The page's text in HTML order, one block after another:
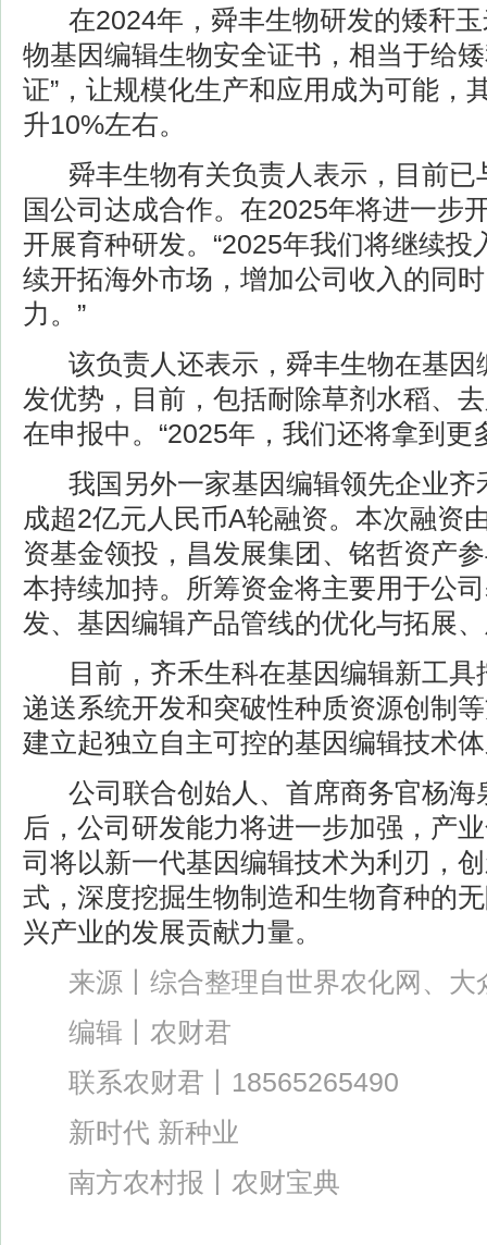
在2024年，舜丰生物研发的矮秆玉
物基因编辑生物安全证书，相当于给
证”，让规模化生产和应用成为可能，
升10%左右。
舜丰生物有关负责人表示，目前已
国公司达成合作。在2025年将进一步
开展育种研发。“2025年我们将继续
续开拓海外市场，增加公司收入的同
力。”
该负责人还表示，舜丰生物在基因
发优势，目前，包括耐除草剂水稻、
在申报中。“2025年，我们还将拿到更
我国另外一家基因编辑领先企业齐
成超2亿元人民币A轮融资。本次融资
资基金领投，昌发展集团、铭哲资产
本持续加持。所筹资金将主要用于公
发、基因编辑产品管线的优化与拓展
目前，齐禾生科在基因编辑新工具
递送系统开发和突破性种质资源创制
建立起独立自主可控的基因编辑技术
公司联合创始人、首席商务官杨海
后，公司研发能力将进一步加强，产
司将以新一代基因编辑技术为利刃，
式，深度挖掘生物制造和生物育种的
兴产业的发展贡献力量。
来源丨综合整理自世界农化网、大
编辑丨农财君
联系农财君丨18565265490
新时代 新种业
南方农村报丨农财宝典